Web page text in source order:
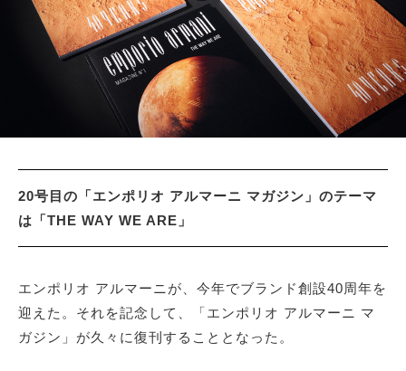
20号目の「エンポリオ アルマーニ マガジン」のテーマ
は「THE WAY WE ARE」
エンポリオ アルマーニが、今年でブランド創設40周年を
迎えた。それを記念して、「エンポリオ アルマーニ マ
ガジン」が久々に復刊することとなった。